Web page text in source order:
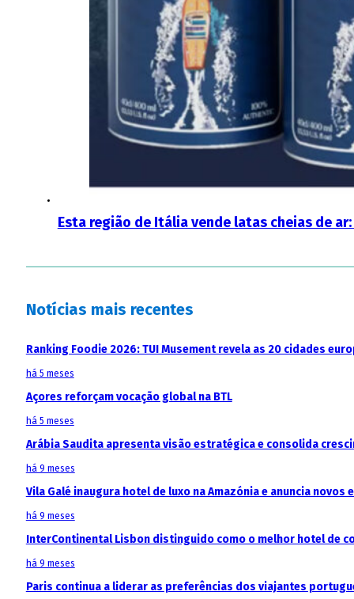
Esta região de Itália vende latas cheias de
Notícias mais recentes
Ranking Foodie 2026: TUI Musement revela as 20 cidades
há 5 meses
Açores reforçam vocação global na BTL
há 5 meses
Arábia Saudita apresenta visão estratégica e consolida
há 9 meses
Vila Galé inaugura hotel de luxo na Amazónia e anuncia
há 9 meses
InterContinental Lisbon distinguido como o melhor hotel de
há 9 meses
Paris continua a liderar as preferências dos viajantes